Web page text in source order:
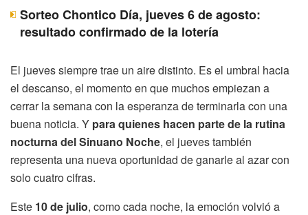
Sorteo Chontico Día, jueves 6 de agosto:
resultado confirmado de la lotería
El jueves siempre trae un aire distinto. Es el umbral hacia
el descanso, el momento en que muchos empiezan a
cerrar la semana con la esperanza de terminarla con una
buena noticia. Y para quienes hacen parte de la rutina
nocturna del Sinuano Noche, el jueves también
representa una nueva oportunidad de ganarle al azar con
solo cuatro cifras.
Este 10 de julio, como cada noche, la emoción volvió a